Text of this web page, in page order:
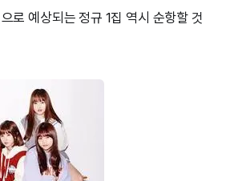
로 예상되는 정규 1집 역시 순항할 것